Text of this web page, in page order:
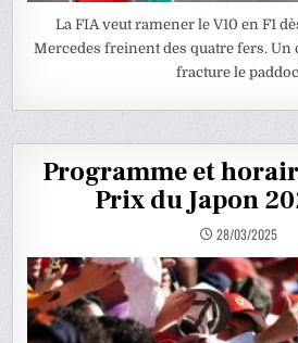
La FIA veut ramener le V10 en F1
Mercedes freinent des quatre fers. Un
fracture le
Programme et
Prix du Japon
28/03/2025